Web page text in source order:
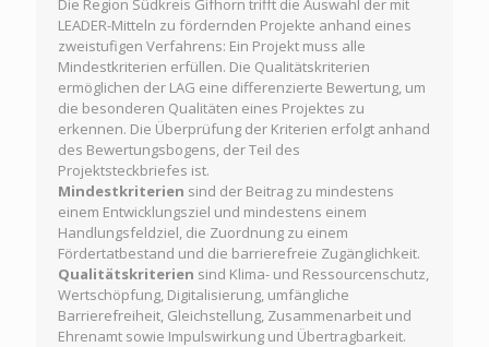
Die Region Südkreis Gifhorn trifft die Auswahl der mit
LEADER-Mitteln zu fördernden Projekte anhand eines
zweistufigen Verfahrens: Ein Projekt muss alle
Mindestkriterien erfüllen. Die Qualitätskriterien
ermöglichen der LAG eine differenzierte Bewertung, um
die besonderen Qualitäten eines Projektes zu
erkennen. Die Überprüfung der Kriterien erfolgt anhand
des Bewertungsbogens, der Teil des
Projektsteckbriefes ist.
Mindestkriterien sind der Beitrag zu mindestens
einem Entwicklungsziel und mindestens einem
Handlungsfeldziel, die Zuordnung zu einem
Fördertatbestand und die barrierefreie Zugänglichkeit.
Qualitätskriterien sind Klima- und Ressourcenschutz,
Wertschöpfung, Digitalisierung, umfängliche
Barrierefreiheit, Gleichstellung, Zusammenarbeit und
Ehrenamt sowie Impulswirkung und Übertragbarkeit.